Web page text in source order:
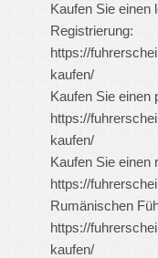
Kaufen Sie einen
Registrierung:
https://
kaufen/
Kaufen Sie einen
https://
kaufen/
Kaufen Sie einen
https://
Rumänischen
https://
kaufen/